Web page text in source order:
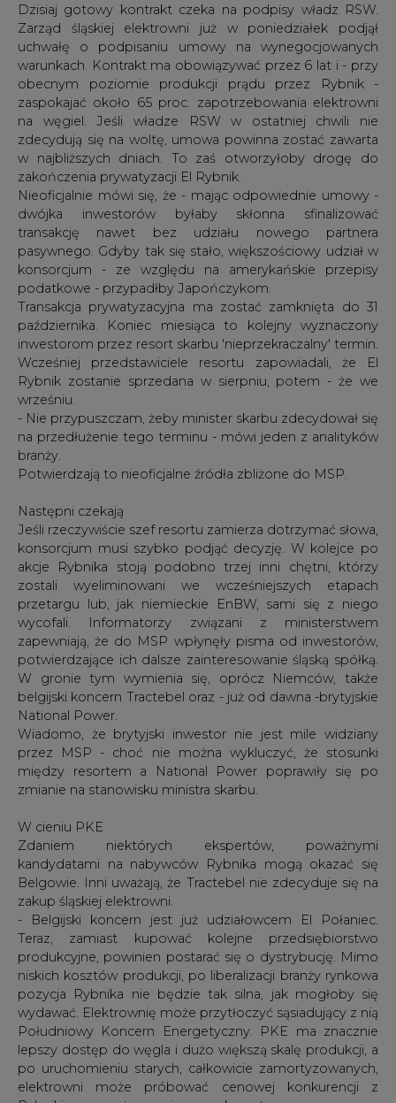
Dzisiaj gotowy kontrakt czeka na podpisy władz RSW.
Zarząd śląskiej elektrowni już w poniedziałek podjął
uchwałę o podpisaniu umowy na wynegocjowanych
warunkach. Kontrakt ma obowiązywać przez 6 lat i - przy
obecnym poziomie produkcji prądu przez Rybnik -
zaspokajać około 65 proc. zapotrzebowania elektrowni
na węgiel. Jeśli władze RSW w ostatniej chwili nie
zdecydują się na woltę, umowa powinna zostać zawarta
w najbliższych dniach. To zaś otworzyłoby drogę do
zakończenia prywatyzacji El Rybnik.
Nieoficjalnie mówi się, że - mając odpowiednie umowy -
dwójka inwestorów byłaby skłonna sfinalizować
transakcję nawet bez udziału nowego partnera
pasywnego. Gdyby tak się stało, większościowy udział w
konsorcjum - ze względu na amerykańskie przepisy
podatkowe - przypadłby Japończykom.
Transakcja prywatyzacyjna ma zostać zamknięta do 31
października. Koniec miesiąca to kolejny wyznaczony
inwestorom przez resort skarbu 'nieprzekraczalny' termin.
Wcześniej przedstawiciele resortu zapowiadali, że El
Rybnik zostanie sprzedana w sierpniu, potem - że we
wrześniu.
- Nie przypuszczam, żeby minister skarbu zdecydował się
na przedłużenie tego terminu - mówi jeden z analityków
branży.
Potwierdzają to nieoficjalne źródła zbliżone do MSP.
Następni czekają
Jeśli rzeczywiście szef resortu zamierza dotrzymać słowa,
konsorcjum musi szybko podjąć decyzję. W kolejce po
akcje Rybnika stoją podobno trzej inni chętni, którzy
zostali wyeliminowani we wcześniejszych etapach
przetargu lub, jak niemieckie EnBW, sami się z niego
wycofali. Informatorzy związani z ministerstwem
zapewniają, że do MSP wpłynęły pisma od inwestorów,
potwierdzające ich dalsze zainteresowanie śląską spółką.
W gronie tym wymienia się, oprócz Niemców, także
belgijski koncern Tractebel oraz - już od dawna -brytyjskie
National Power.
Wiadomo, że brytyjski inwestor nie jest mile widziany
przez MSP - choć nie można wykluczyć, że stosunki
między resortem a National Power poprawiły się po
zmianie na stanowisku ministra skarbu.
W cieniu PKE
Zdaniem niektórych ekspertów, poważnymi
kandydatami na nabywców Rybnika mogą okazać się
Belgowie. Inni uważają, że Tractebel nie zdecyduje się na
zakup śląskiej elektrowni.
- Belgijski koncern jest już udziałowcem El Połaniec.
Teraz, zamiast kupować kolejne przedsiębiorstwo
produkcyjne, powinien postarać się o dystrybucję. Mimo
niskich kosztów produkcji, po liberalizacji branży rynkowa
pozycja Rybnika nie będzie tak silna, jak mogłoby się
wydawać. Elektrownię może przytłoczyć sąsiadujący z nią
Południowy Koncern Energetyczny. PKE ma znacznie
lepszy dostęp do węgla i dużo większą skalę produkcji, a
po uruchomieniu starych, całkowicie zamortyzowanych,
elektrowni może próbować cenowej konkurencji z